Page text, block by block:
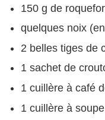
150 g de
quelques noix
2 belles tiges de
1 sachet de
1 cuillère à café
1 cuillère à